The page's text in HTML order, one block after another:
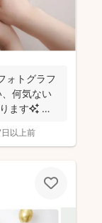
ォトグラフ
何気ない
ます✨ ま
以上前